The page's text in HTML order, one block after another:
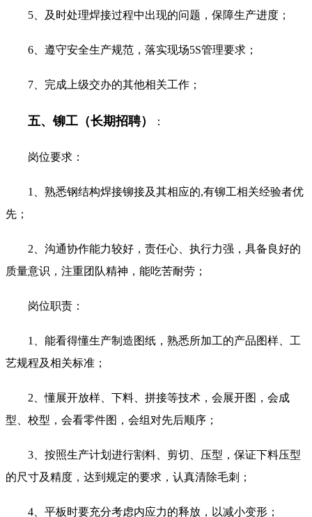
5、及时处理焊接过程中出现的问题，保障生产进度；
6、遵守安全生产规范，落实现场5S管理要求；
7、完成上级交办的其他相关工作；
五、铆工（长期招聘） ：
岗位要求：
1、熟悉钢结构焊接铆接及其相应的,有铆工相关经验者优
先；
2、沟通协作能力较好，责任心、执行力强，具备良好的
质量意识，注重团队精神，能吃苦耐劳；
岗位职责：
1、能看得懂生产制造图纸，熟悉所加工的产品图样、工
艺规程及相关标准；
2、懂展开放样、下料、拼接等技术，会展开图，会成
型、校型，会看零件图，会组对先后顺序；
3、按照生产计划进行割料、剪切、压型，保证下料压型
的尺寸及精度，达到规定的要求，认真清除毛刺；
4、平板时要充分考虑内应力的释放，以减小变形；